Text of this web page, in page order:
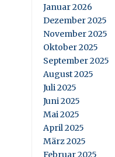
Januar 2026
Dezember 2025
November 2025
Oktober 2025
September 2025
August 2025
Juli 2025
Juni 2025
Mai 2025
April 2025
März 2025
Februar 2025